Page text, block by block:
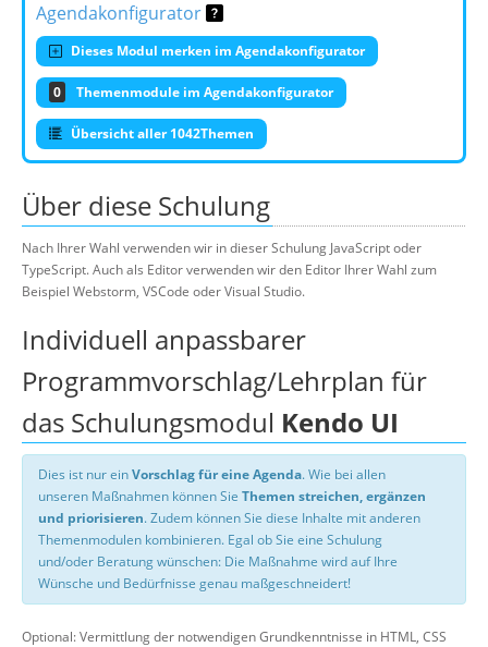
Agendakonfigurator
Dieses Modul merken im Agendakonfigurator
0 Themenmodule im Agendakonfigurator
Übersicht aller 1042Themen
Über diese Schulung
Nach Ihrer Wahl verwenden wir in dieser Schulung JavaScript oder
TypeScript. Auch als Editor verwenden wir den Editor Ihrer Wahl zum
Beispiel Webstorm, VSCode oder Visual Studio.
Individuell anpassbarer
Programmvorschlag/Lehrplan für
das Schulungsmodul Kendo UI
Dies ist nur einVorschlag für eine Agenda. Wie bei allen
unseren Maßnahmen können Sie Themen streichen, ergänzen
und priorisieren. Zudem können Sie diese Inhalte mit anderen
Themenmodulen kombinieren. Egal ob Sie eine Schulung
und/oder Beratung wünschen: Die Maßnahme wird auf Ihre
Wünsche und Bedürfnisse genau maßgeschneidert!
Optional: Vermittlung der notwendigen Grundkenntnisse in HTML, CSS